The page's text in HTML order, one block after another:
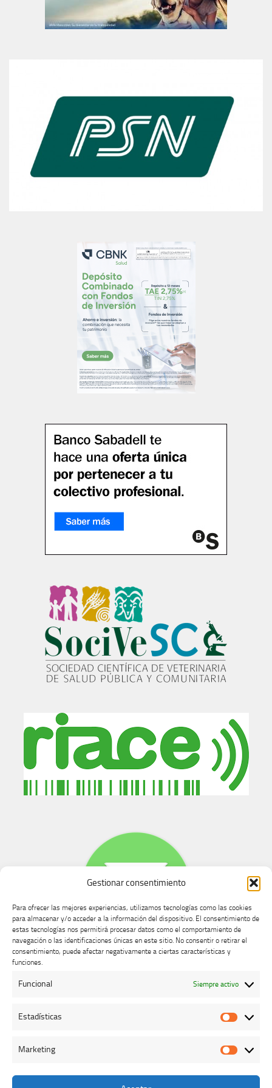
Gestionar consentimiento
Para ofrecer las mejores experiencias, utilizamos tecnologías como las cookies
para almacenar y/o acceder a la información del dispositivo. El consentimiento de
estas tecnologías nos permitirá procesar datos como el comportamiento de
navegación o las identificaciones únicas en este sitio. No consentir o retirar el
consentimiento, puede afectar negativamente a ciertas características y
funciones.
Funcional Siempre activo
Estadísticas
Marketing
Buzón de dudas, quejas y sugerencias